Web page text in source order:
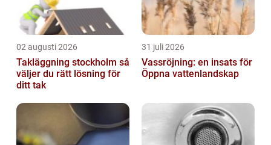
02 augusti 2026
Takläggning stockholm så
väljer du rätt lösning för
ditt tak
31 juli 2026
Vassröjning: en insats för
Öppna vattenlandskap